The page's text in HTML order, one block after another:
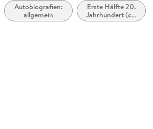
Autobiografien:
allgemein
Erste Hälfte 20.
Jahrhundert (ca.
1900 bis ca.